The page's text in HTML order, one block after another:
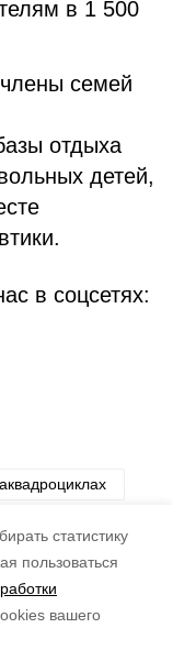
статистику
пользоваться
вашего
в 1 500
семей
отдыха
детей,
в соцсетях: